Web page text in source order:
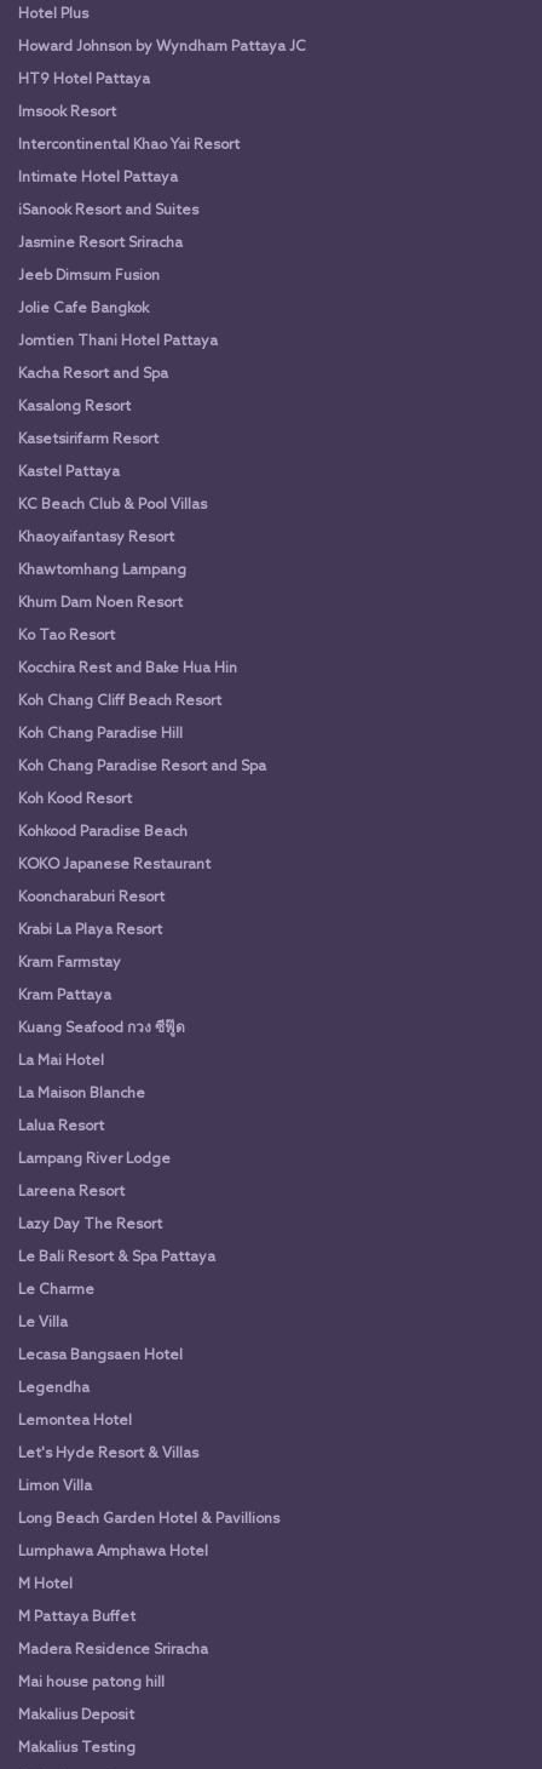
Hotel Plus
Howard Johnson by Wyndham Pattaya JC
HT9 Hotel Pattaya
Imsook Resort
Intercontinental Khao Yai Resort
Intimate Hotel Pattaya
iSanook Resort and Suites
Jasmine Resort Sriracha
Jeeb Dimsum Fusion
Jolie Cafe Bangkok
Jomtien Thani Hotel Pattaya
Kacha Resort and Spa
Kasalong Resort
Kasetsirifarm Resort
Kastel Pattaya
KC Beach Club & Pool Villas
Khaoyaifantasy Resort
Khawtomhang Lampang
Khum Dam Noen Resort
Ko Tao Resort
Kocchira Rest and Bake Hua Hin
Koh Chang Cliff Beach Resort
Koh Chang Paradise Hill
Koh Chang Paradise Resort and Spa
Koh Kood Resort
Kohkood Paradise Beach
KOKO Japanese Restaurant
Kooncharaburi Resort
Krabi La Playa Resort
Kram Farmstay
Kram Pattaya
Kuang Seafood กวง ซีฟู๊ด
La Mai Hotel
La Maison Blanche
Lalua Resort
Lampang River Lodge
Lareena Resort
Lazy Day The Resort
Le Bali Resort & Spa Pattaya
Le Charme
Le Villa
Lecasa Bangsaen Hotel
Legendha
Lemontea Hotel
Let's Hyde Resort & Villas
Limon Villa
Long Beach Garden Hotel & Pavillions
Lumphawa Amphawa Hotel
M Hotel
M Pattaya Buffet
Madera Residence Sriracha
Mai house patong hill
Makalius Deposit
Makalius Testing